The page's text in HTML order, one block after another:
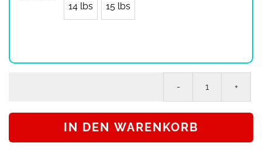
14 lbs
15 lbs
IN DEN WARENKORB